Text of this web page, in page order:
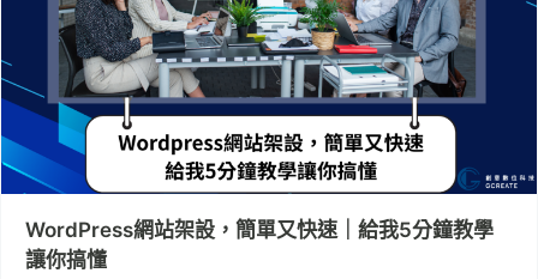
WordPress網站架設，簡單又快速｜給我5分鐘教學
讓你搞懂